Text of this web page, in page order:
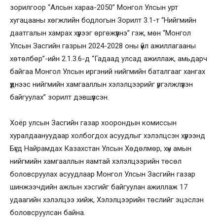
зорилгоор “Алсын хараа-2050” Монгол Улсын урт
хугацааны хөгжлийн бодлогын Зорилт 3.1-т “Нийгмийн
даатгалын хамрах хүрээг өргөжүүлнэ” гэж, мөн “Монгол
Улсын Засгийн газрын 2024-2028 оны үйл ажиллагааны
хөтөлбөр”-ийн 2.1.3.6-д “Гадаад улсад ажиллаж, амьдарч
байгаа Монгол Улсын иргэний нийгмийн баталгааг хангах
үүднээс нийгмийн хамгааллын хэлэлцээрийг үргэлжлүүлэн
байгуулах” зорилт дэвшүүлсэн.
Хоёр улсын Засгийн газар хоорондын комиссын
хуралдаануудаар холбогдох асуудлыг хэлэлцсэн хүрээнд
Бүгд Найрамдах Казахстан Улсын Хөдөлмөр, хүн амын
нийгмийн хамгааллын яамтай хэлэлцээрийн төсөл
боловсруулах асуудлаар Монгол Улсын Засгийн газар
шинжээчдийн ажлын хэсгийг байгуулан ажиллаж 17
удаагийн хэлэлцээ хийж, Хэлэлцээрийн төслийг эцэслэн
боловсруулсан байна.